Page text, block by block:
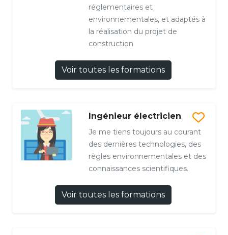
réglementaires et
environnementales, et adaptés à
la réalisation du projet de
construction
Voir toutes les formations
Ingénieur électricien
Je me tiens toujours au courant
des dernières technologies, des
règles environnementales et des
connaissances scientifiques.
Voir toutes les formations